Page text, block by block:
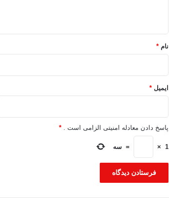
نام *
ایمیل *
پاسخ دادن معادله امنیتی الزامی است . *
1
×
= سه